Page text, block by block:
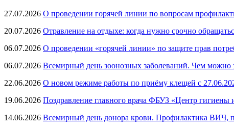
27.07.2026 О проведении горячей линии по вопросам
20.07.2026 Отравление на отдыхе: когда нужно срочно
06.07.2026 О проведении «горячей линии» по защите прав
06.07.2026 Всемирный день зоонозных заболеваний. Чем можно
22.06.2026 О новом режиме работы по приёму клещей с
19.06.2026 Поздравление главного врача ФБУЗ «Центр
14.06.2026 Всемирный день донора крови. Профилактика ВИЧ,